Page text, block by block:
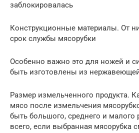
заблокировалась
Конструкционные материалы. От
срок службы мясорубки
Особенно важно это для ножей и
быть изготовлены из
Размер измельченного продукта.
мясо после измельчения
быть большого, среднего и малого
всего, если выбранная мясорубка